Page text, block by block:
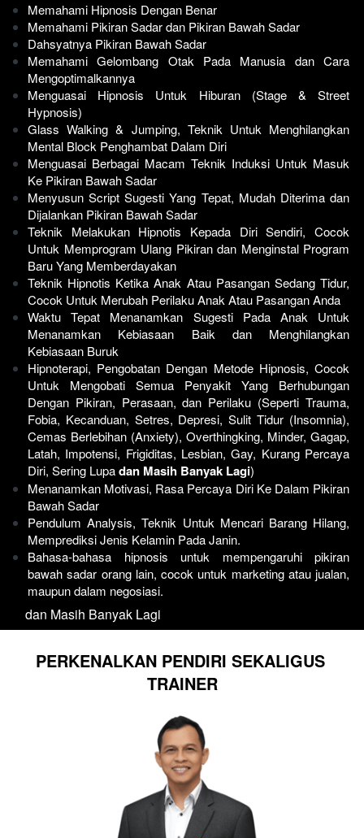
Memahami Hipnosis Dengan Benar
Memahami Pikiran Sadar dan Pikiran Bawah Sadar
Dahsyatnya Pikiran Bawah Sadar
Memahami Gelombang Otak Pada Manusia dan Cara
Mengoptimalkannya
Menguasai Hipnosis Untuk Hiburan (Stage & Street
Hypnosis)
Glass Walking & Jumping, Teknik Untuk Menghilangkan
Mental Block Penghambat Dalam Diri
Menguasai Berbagai Macam Teknik Induksi Untuk Masuk
Ke Pikiran Bawah Sadar
Menyusun Script Sugesti Yang Tepat, Mudah Diterima dan
Dijalankan Pikiran Bawah Sadar
Teknik Melakukan Hipnotis Kepada Diri Sendiri, Cocok
Untuk Memprogram Ulang Pikiran dan Menginstal Program
Baru Yang Memberdayakan
Teknik Hipnotis Ketika Anak Atau Pasangan Sedang Tidur,
Cocok Untuk Merubah Perilaku Anak Atau Pasangan Anda
Waktu Tepat Menanamkan Sugesti Pada Anak Untuk
Menanamkan Kebiasaan Baik dan Menghilangkan
Kebiasaan Buruk
Hipnoterapi, Pengobatan Dengan Metode Hipnosis, Cocok
Untuk Mengobati Semua Penyakit Yang Berhubungan
Dengan Pikiran, Perasaan, dan Perilaku (Seperti Trauma,
Fobia, Kecanduan, Setres, Depresi, Sulit Tidur (Insomnia),
Cemas Berlebihan (Anxiety), Overthingking, Minder, Gagap,
Latah, Impotensi, Frigiditas, Lesbian, Gay, Kurang Percaya
Diri, Sering Lupa dan Masih Banyak Lagi)
Menanamkan Motivasi, Rasa Percaya Diri Ke Dalam Pikiran
Bawah Sadar
Pendulum Analysis, Teknik Untuk Mencari Barang Hilang,
Memprediksi Jenis Kelamin Pada Janin.
Bahasa-bahasa hipnosis untuk mempengaruhi pikiran
bawah sadar orang lain, cocok untuk marketing atau jualan,
maupun dalam negosiasi.
   dan Masih Banyak Lagi
PERKENALKAN PENDIRI SEKALIGUS
TRAINER